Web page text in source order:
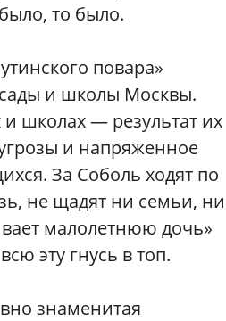
то было.
повара»
сады и школы Москвы.
и школах — результат их
и напряженное
За Соболь ходят по
не щадят ни семьи, ни
малолетнюю дочь»
эту гнусь в топ.
знаменитая